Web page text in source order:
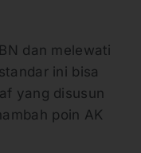
dan melewati
ini bisa
yang disusun
poin AK